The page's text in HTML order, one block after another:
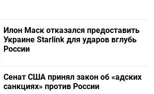
Илон Маск отказался предоставить
Украине Starlink для ударов вглубь
России
Сенат США принял закон об «адских
санкциях» против России